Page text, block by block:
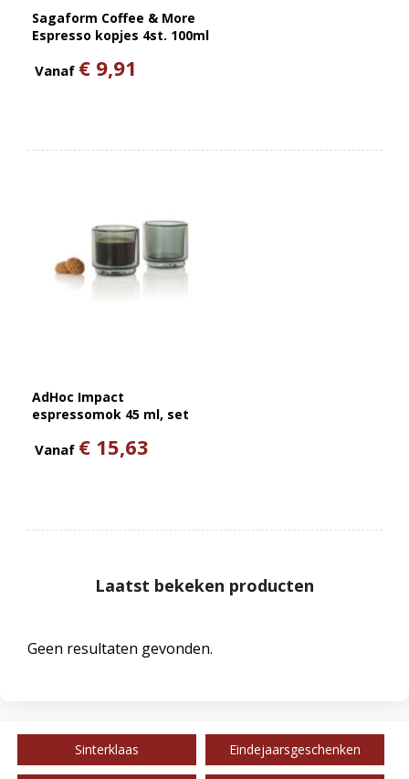
Sagaform Coffee & More
Espresso kopjes 4st. 100ml
Vanaf € 9,91
AdHoc Impact
espressomok 45 ml, set
Vanaf € 15,63
Laatst bekeken producten
Geen resultaten gevonden.
Sinterklaas Eindejaarsgeschenken